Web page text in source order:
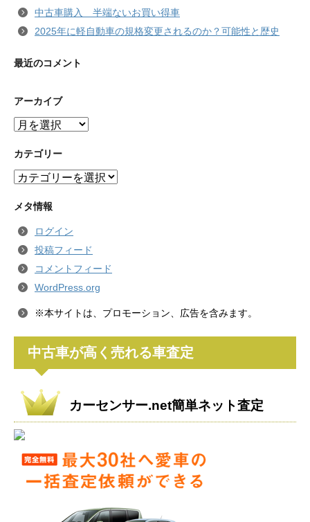
中古車購入 半端ないお買い得車
2025年に軽自動車の規格変更されるのか？可能性と歴史
最近のコメント
アーカイブ
ア
カ
ブ
カテゴリー
カ
ゴ
ー
メタ情報
ログイン
投稿フィード
コメントフィード
WordPress.org
※本サイトは、プロモーション、広告を含みます。
中古車が高く売れる車査定
カーセンサー.net簡単ネット査定